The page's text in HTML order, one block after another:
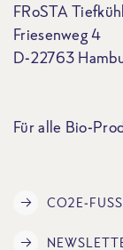
FRoSTA
Friesenweg 4
D-22763
Für alle Bio-
CO2E-